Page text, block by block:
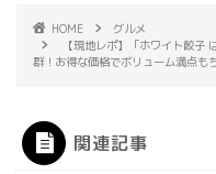
HOME
グルメ
【現地レポ】「ホワイト餃子
群！お得な価格でボリューム満点も
関連記事